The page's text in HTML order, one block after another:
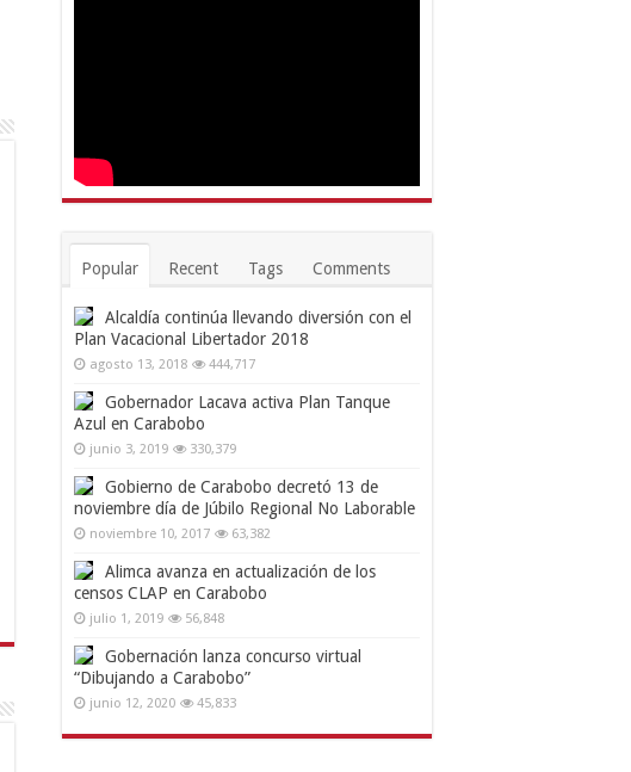
Popular Recent Tags Comments
Alcaldía continúa llevando diversión con el
Plan Vacacional Libertador 2018
agosto 13, 2018 444,717
Gobernador Lacava activa Plan Tanque
Azul en Carabobo
junio 3, 2019 330,379
Gobierno de Carabobo decretó 13 de
noviembre día de Júbilo Regional No Laborable
noviembre 10, 2017 63,382
Alimca avanza en actualización de los
censos CLAP en Carabobo
julio 1, 2019 56,848
Gobernación lanza concurso virtual
“Dibujando a Carabobo”
junio 12, 2020 45,833